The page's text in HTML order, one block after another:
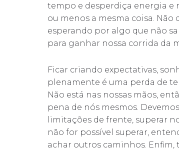
tempo e desperdiça energia e
ou menos a mesma coisa.
esperando por algo que não
para ganhar nossa corrida da
Ficar criando expectativas,
plenamente é uma perda de
Não está nas nossas mãos,
pena de nós mesmos.
limitações de frente, superar
não for possível superar,
achar outros caminhos. Enfim,